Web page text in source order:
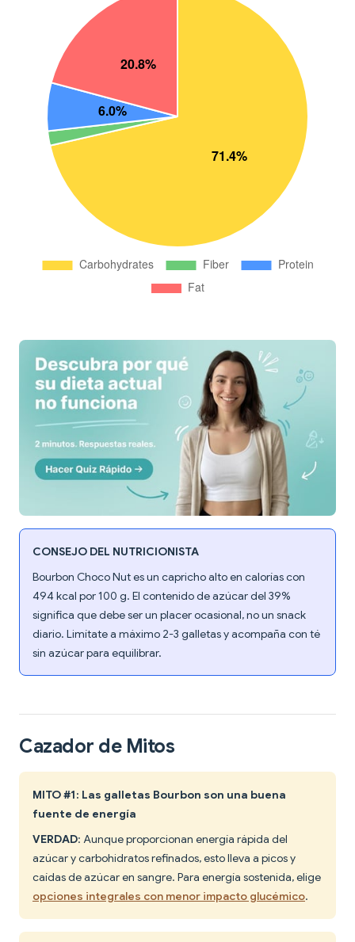
CONSEJO DEL NUTRICIONISTA
Bourbon Choco Nut es un capricho alto en calorías con
494 kcal por 100 g. El contenido de azúcar del 39%
significa que debe ser un placer ocasional, no un snack
diario. Limítate a máximo 2-3 galletas y acompaña con té
sin azúcar para equilibrar.
Cazador de Mitos
MITO #1: Las galletas Bourbon son una buena
fuente de energía
VERDAD: Aunque proporcionan energía rápida del
azúcar y carbohidratos refinados, esto lleva a picos y
caídas de azúcar en sangre. Para energía sostenida, elige
opciones integrales con menor impacto glucémico.